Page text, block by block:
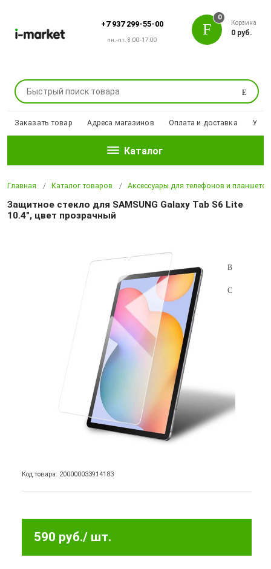
+7 937 299-55-00
пн.-пт. 8:00-17:00
Поиск
0
Корзина
0 руб.
Заказать товар Адреса магазинов Оплата и доставка
Каталог
Главная Каталог товаров Аксессуары для телефонов и планшетов
Защитное стекло для SAMSUNG Galaxy Tab S6 Lite
10.4", цвет прозрачный
Код товара: 200000033914183
590 руб./ шт.